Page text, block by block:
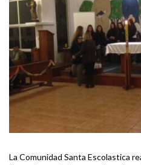
La Comunidad Santa Escolastica